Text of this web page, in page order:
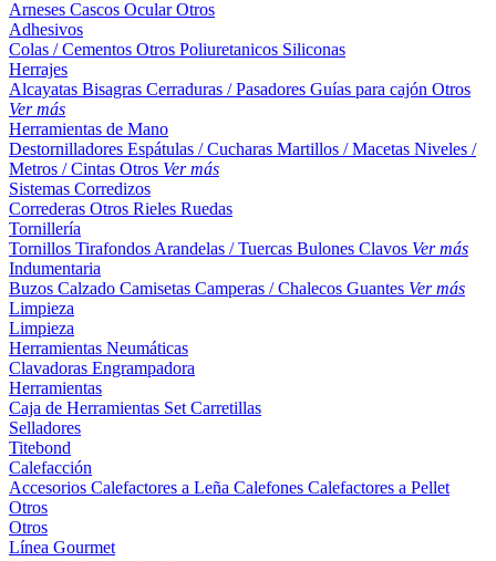
Arneses Cascos OcularOtros
Adhesivos
Colas / Cementos Otros Poliuretanicos Siliconas
Herrajes
Alcayatas Bisagras Cerraduras / Pasadores Guías para cajón Otros
Ver más
Herramientas de Mano
Destornilladores Espátulas / Cucharas Martillos / Macetas Niveles /
Metros / Cintas Otros Ver más
Sistemas Corredizos
Correderas Otros Rieles Ruedas
Tornillería
Tornillos Tirafondos Arandelas / Tuercas Bulones Clavos Ver más
Indumentaria
Buzos Calzado Camisetas Camperas / Chalecos Guantes Ver más
Limpieza
Limpieza
Herramientas Neumáticas
Clavadoras Engrampadora
Herramientas
Caja de Herramientas Set Carretillas
Selladores
Titebond
Calefacción
Accesorios Calefactores a Leña Calefones Calefactores a Pellet
Otros
Otros
Línea Gourmet